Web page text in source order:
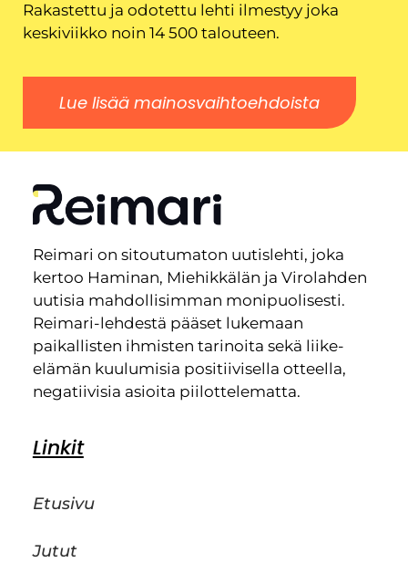
Rakastettu ja odotettu lehti ilmestyy joka
keskiviikko noin 14 500 talouteen.
Lue lisää mainosvaihtoehdoista
Reimari on sitoutumaton uutislehti, joka
kertoo Haminan, Miehikkälän ja Virolahden
uutisia mahdollisimman monipuolisesti.
Reimari-lehdestä pääset lukemaan
paikallisten ihmisten tarinoita sekä liike-
elämän kuulumisia positiivisella otteella,
negatiivisia asioita piilottelematta.
Linkit
Etusivu
Jutut